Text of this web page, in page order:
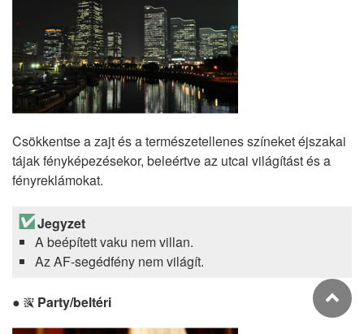
Csökkentse a zajt és a természetellenes színeket éjszakai
tájak fényképezésekor, beleértve az utcai világítást és a
fényreklámokat.
Jegyzet
A beépített vaku nem villan.
Az AF-segédfény nem világít.
s Party/beltéri